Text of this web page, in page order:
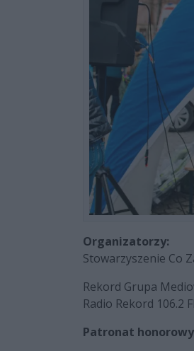
Organizatorzy:
Stowarzyszenie Co
Rekord Grupa
Radio Rekord 106.2
Patronat